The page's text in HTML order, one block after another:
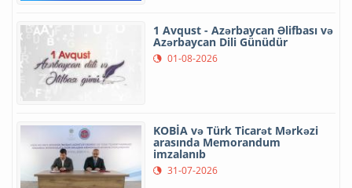
1 Avqust - Azərbaycan Əlifbası və
Azərbaycan Dili Günüdür
01-08-2026
KOBİA və Türk Ticarət Mərkəzi
arasında Memorandum
imzalanıb
31-07-2026